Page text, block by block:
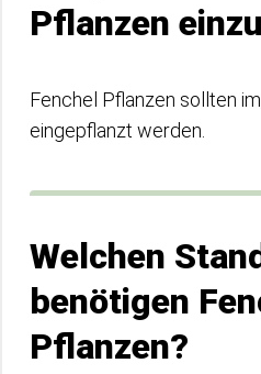
Pflanzen
Fenchel Pflanzen sollten
eingepflanzt werden.
Welchen
benötigen
Pflanzen?